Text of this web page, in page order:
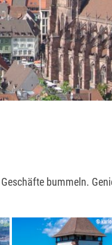
bummeln.
©